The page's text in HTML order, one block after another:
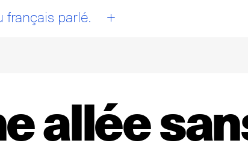
français parlé. +
allée